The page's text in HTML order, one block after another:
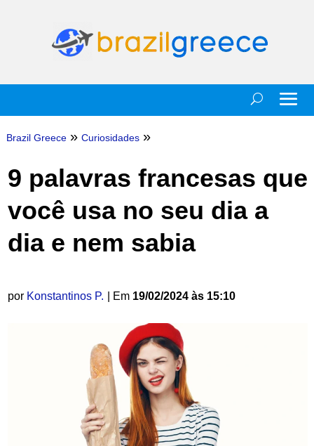
Brazil Greece » Curiosidades »
9 palavras francesas que
você usa no seu dia a
dia e nem sabia
por Konstantinos P. | Em 19/02/2024 às 15:10